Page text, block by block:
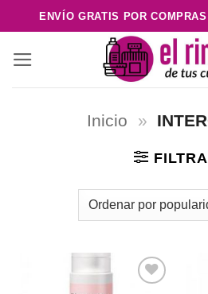
al
contenido
ENVÍO GRATIS POR
Inicio »